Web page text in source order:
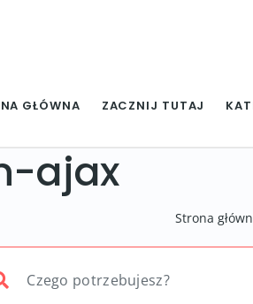
GŁÓWNA ZACZNIJ TUTAJ
ajax
Strona